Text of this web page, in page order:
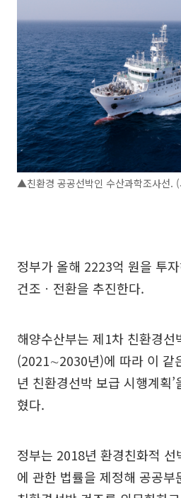
▲친환경 공공선박인 수산과학조사선.
정부가 올해 2223억 원을 투
건조ㆍ전환을 추진한다.
해양수산부는 제1차 친환경선
(2021∼2030년)에 따라 이 같
년 친환경선박 보급 시행계획
혔다.
정부는 2018년 환경친화적 선
에 관한 법률을 제정해 공공부